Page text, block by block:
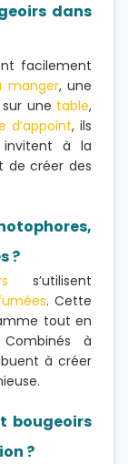
dans
facilement
manger, une
une table,
d’appoint, ils
à la
de créer des
?
s’utilisent
. Cette
tout en
à
à créer
bougeoirs
?